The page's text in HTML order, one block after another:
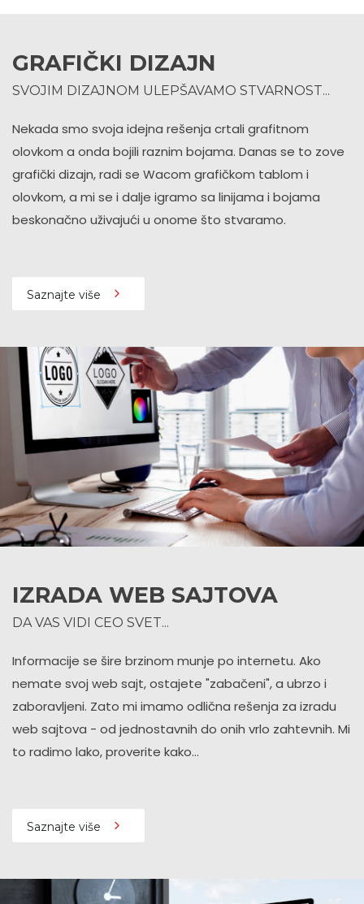
GRAFIČKI DIZAJN
SVOJIM DIZAJNOM ULEPŠAVAMO STVARNOST...
Nekada smo svoja idejna rešenja crtali grafitnom
olovkom a onda bojili raznim bojama. Danas se to zove
grafički dizajn, radi se Wacom grafičkom tablom i
olovkom, a mi se i dalje igramo sa linijama i bojama
beskonačno uživajući u onome što stvaramo.
Saznajte više
IZRADA WEB SAJTOVA
DA VAS VIDI CEO SVET...
Informacije se šire brzinom munje po internetu. Ako
nemate svoj web sajt, ostajete "zabačeni", a ubrzo i
zaboravljeni. Zato mi imamo odlična rešenja za izradu
web sajtova - od jednostavnih do onih vrlo zahtevnih. Mi
to radimo lako, proverite kako...
Saznajte više